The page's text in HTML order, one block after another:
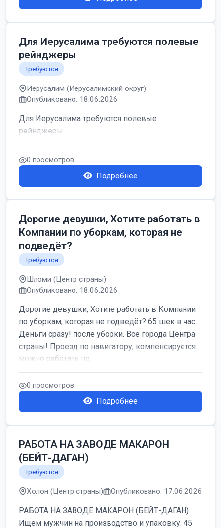
Для Иерусалима требуются полевые
рейнджеры
Требуются
Иерусалим (Иерусалимский округ)
Опубликовано: 18.06.2026
Для Иерусалима требуются полевые
рейнджеры
0 просмотров
Подробнее
Дорогие девушки, Хотите работать в
Компании по уборкам, которая не
подведёт?
Требуются
Шломи (Центр страны)
Опубликовано: 18.06.2026
Дорогие девушки, Хотите работать в Компании
по уборкам, которая не подведёт? 65 шек в час.
Деньги сразу! после уборки. Все города Центра
страны! Проезд по навигатору, компенсируется.
можно работать по...
0 просмотров
Подробнее
РАБОТА НА ЗАВОДЕ МАКАРОН
(БЕЙТ-ДАГАН)
Требуются
Холон (Центр страны) Опубликовано: 17.06.2026
РАБОТА НА ЗАВОДЕ МАКАРОН (БЕЙТ-ДАГАН)
Ищем мужчин на производство и упаковку. 45